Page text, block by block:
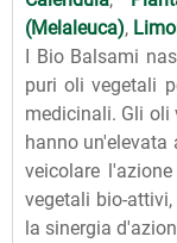
(Melaleuca),
I Bio Balsami
puri oli vegetali
medicinali. Gli oli
hanno un'elevata
veicolare
vegetali bio-
la sinergia